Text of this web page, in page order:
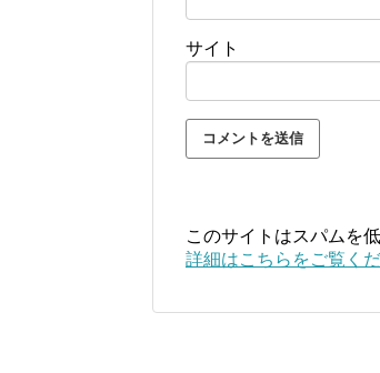
サイト
このサイトはスパムを
詳細はこちらをご覧く